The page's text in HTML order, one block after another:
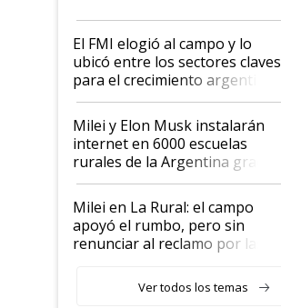
de Milei
El FMI elogió al campo y lo
ubicó entre los sectores claves
para el crecimiento argentino
Milei y Elon Musk instalarán
internet en 6000 escuelas
rurales de la Argentina gracias
a un acuerdo con Starlink
Milei en La Rural: el campo
apoyó el rumbo, pero sin
renunciar al reclamo por las
Ver todos los temas